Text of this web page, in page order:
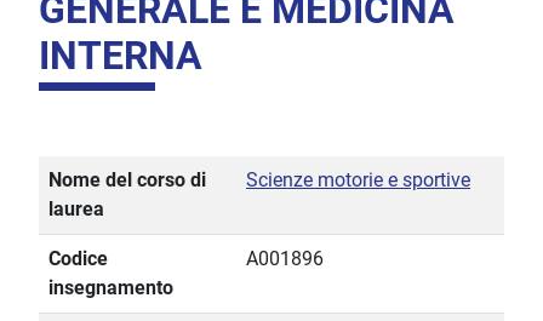
GENERALE E MEDICINA
INTERNA
Nome del corso di
laurea
Scienze motorie e sportive
Codice
insegnamento
A001896